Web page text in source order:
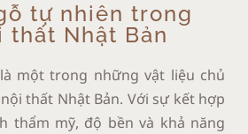
tự nhiên trong
Nhật Bản
một trong những vật liệu chủ
thất Nhật Bản. Với sự kết hợp
thẩm mỹ, độ bền và khả năng